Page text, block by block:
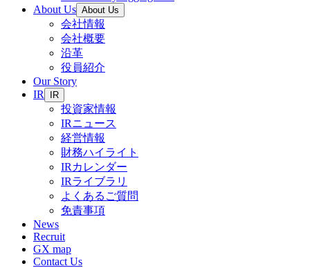
About Us About Us
会社情報
会社概要
沿革
役員紹介
Our Story
IR
IR
投資家情報
IRニュース
経営情報
財務ハイライト
IRカレンダー
IRライブラリ
よくあるご質問
免責事項
News
Recruit
GX map
Contact Us